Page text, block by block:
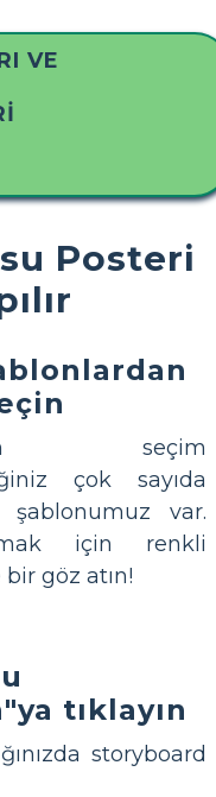
VE
Posteri
seçim
çok sayıda
şablonumuz var.
için renkli
göz atın!
tıklayın
storyboard